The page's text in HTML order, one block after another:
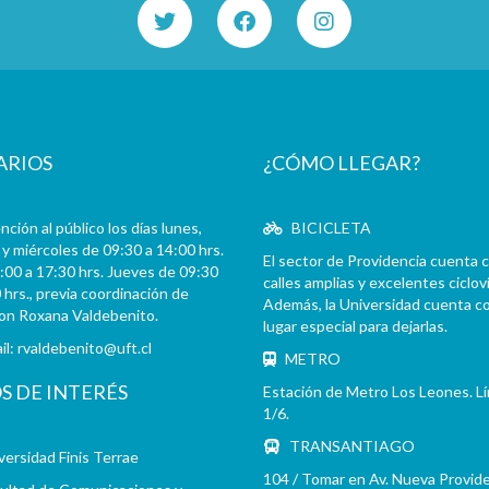
al público los días lunes,
miércoles de 09:30 a 14:00 hrs.
a 17:30 hrs. Jueves de 09:30
hrs., previa coordinación de
Roxana Valdebenito.
rvaldebenito@uft.cl
DE INTERÉS
Finis Terrae
¿CÓMO LLEGAR?
BICICLETA
El sector de Providencia cuenta
calles amplias y excelentes
Además, la Universidad cuenta
lugar especial para dejarlas.
METRO
Estación de Metro Los Leones.
1/6.
TRANSANTIAGO
104 / Tomar en Av. Nueva